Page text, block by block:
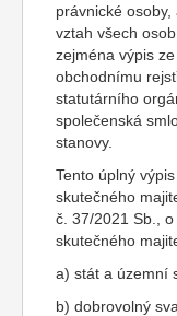
právnické
vztah všech
zejména výpis
obchodnímu
statutárního
společenská
stanovy.
Tento úplný
skutečného
č. 37/2021 Sb.,
skutečného
a) stát a územní
b) dobrovolný